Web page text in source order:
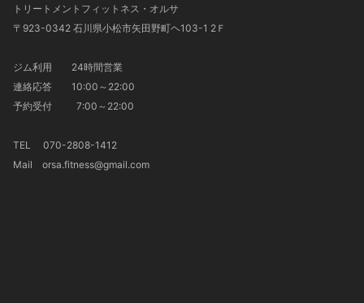
トリートメントフィットネス・オルサ
〒923-0342 石川県小松市矢田野町ヘ103-1 2Ｆ
ジム利用 24時間営業
連絡応答 10:00～22:00
予約受付 7:00～22:00
TEL 070-2808-1412
Mail orsa.fitness@gmail.com